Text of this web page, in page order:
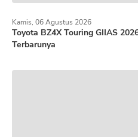
Toyota BZ4X Touring GIIAS
Terbarunya
Kamis, 06 Agustus 2026